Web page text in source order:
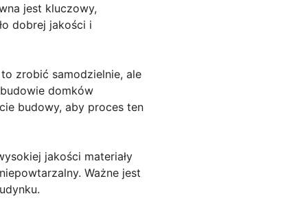
jest kluczowy,
dobrej jakości i
zrobić samodzielnie, ale
domków
budowy, aby proces ten
jakości materiały
Ważne jest